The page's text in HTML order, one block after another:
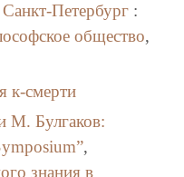
Санкт-Петербург:
общество,
к-смерти
М. Булгаков:
,
знания в